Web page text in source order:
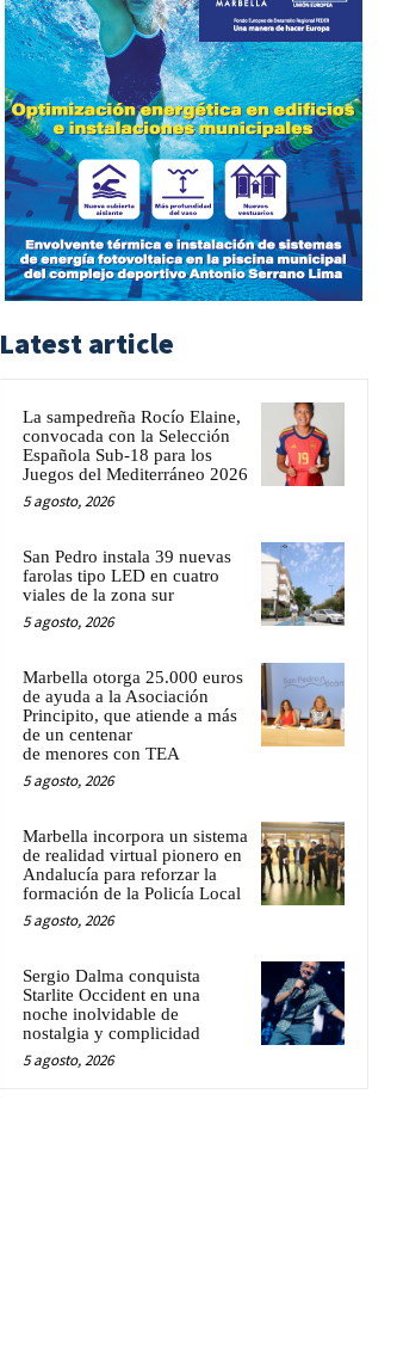
Latest article
La sampedreña Rocío Elaine,
convocada con la Selección
Española Sub-18 para los
Juegos del Mediterráneo 2026
5 agosto, 2026
San Pedro instala 39 nuevas
farolas tipo LED en cuatro
viales de la zona sur
5 agosto, 2026
Marbella otorga 25.000 euros
de ayuda a la Asociación
Principito, que atiende a más
de un centenar
de menores con TEA
5 agosto, 2026
Marbella incorpora un sistema
de realidad virtual pionero en
Andalucía para reforzar la
formación de la Policía Local
5 agosto, 2026
Sergio Dalma conquista
Starlite Occident en una
noche inolvidable de
nostalgia y complicidad
5 agosto, 2026